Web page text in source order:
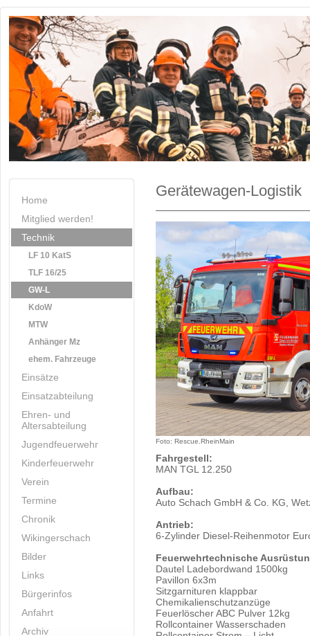
Home
Mitglied werden!
Technik
LF 10 KatS
TLF 16/25
GW-L
KdoW
MTW
Anhänger Mz
ehem. Fahrzeuge
Einsätze
Einsatzabteilung
Ehren- und
Altersabteilung
Jugendfeuerwehr
Kinderfeuerwehr
Verein
Termine
Chronik
Wikingerschach
Bilder
Links
Bürgerinfos
Anfahrt
Archiv
Gerätewagen-Logistik
Foto: Rescue.RheinMain
Fahrgestell:
MAN TGL 12.250
Aufbau:
Auto Schach GmbH & Co. KG,
Antrieb:
6-Zylinder Diesel-Reihenmotor
Feuerwehrtechnische
Dautel Ladebordwand 1500kg
Pavillon 6x3m
Sitzgarnituren klappbar
Chemikalienschutzanzüge
Feuerlöscher ABC Pulver 12kg
Rollcontainer Wasserschaden